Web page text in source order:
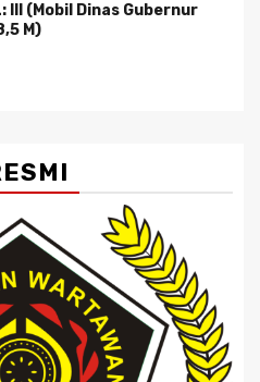
III (Mobil Dinas Gubernur
M)